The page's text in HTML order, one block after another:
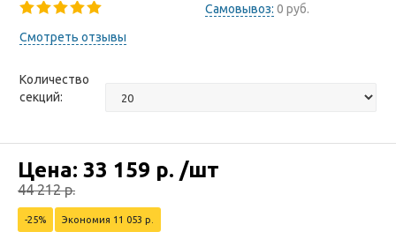
Самовывоз: 0 руб.
Смотреть отзывы
Количество
секций:
Цена: 33 159 р. /шт
44 212р.
-25% Экономия 11 053 р.